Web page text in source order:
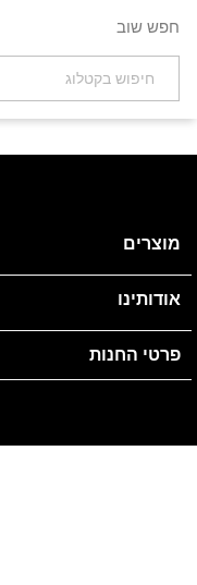
חפש שוב
מוצרים
אודותינו
פרטי החנות